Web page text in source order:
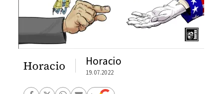
Horacio Horacio
19.07.2022